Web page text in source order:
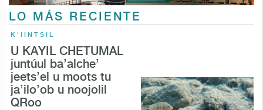
LO MÁS RECIENTE
K'IINTSIL
U KAYIL CHETUMAL
juntúul ba’alche’
jeets’el u moots tu
ja’ilo’ob u noojolil
QRoo